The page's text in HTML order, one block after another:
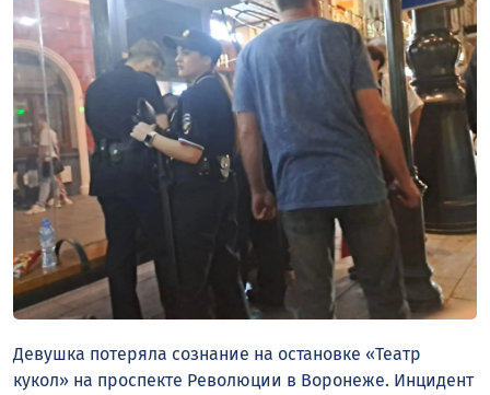
Девушка потеряла сознание на остановке «Театр
кукол» на проспекте Революции в Воронеже. Инцидент